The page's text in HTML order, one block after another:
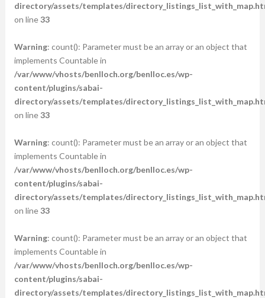
directory/assets/templates/
on line33
Warning: count(): Parameter must be an array or an object that
implements Countable in
/var/www/vhosts/benlloch.org/benlloc.es/wp-
content/plugins/sabai-
directory/assets/templates/
on line33
Warning: count(): Parameter must be an array or an object that
implements Countable in
/var/www/vhosts/benlloch.org/benlloc.es/wp-
content/plugins/sabai-
directory/assets/templates/
on line33
Warning: count(): Parameter must be an array or an object that
implements Countable in
/var/www/vhosts/benlloch.org/benlloc.es/wp-
content/plugins/sabai-
directory/assets/templates/